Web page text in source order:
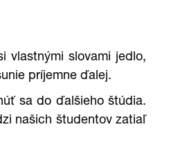
vlastnými slovami jedlo,
príjemne ďalej.
sa do ďalšieho štúdia.
našich študentov zatiaľ